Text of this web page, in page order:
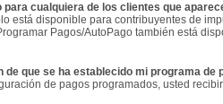
para cualquiera de los clientes que
está disponible para contribuyentes de
Pagos/AutoPago también está
que se ha establecido mi programa de
de pagos programados, usted